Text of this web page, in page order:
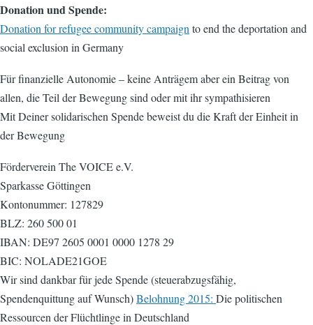
Donation und Spende:
Donation for refugee community campaign to end the deportation and
social exclusion in Germany
Für finanzielle Autonomie – keine Anträgem aber ein Beitrag von
allen, die Teil der Bewegung sind oder mit ihr sympathisieren
Mit Deiner solidarischen Spende beweist du die Kraft der Einheit in
der Bewegung
Förderverein The VOICE e.V.
Sparkasse Göttingen
Kontonummer: 127829
BLZ: 260 500 01
IBAN: DE97 2605 0001 0000 1278 29
BIC: NOLADE21GOE
Wir sind dankbar für jede Spende (steuerabzugsfähig,
Spendenquittung auf Wunsch)Belohnung 2015: Die politischen
Ressourcen der Flüchtlinge in Deutschland